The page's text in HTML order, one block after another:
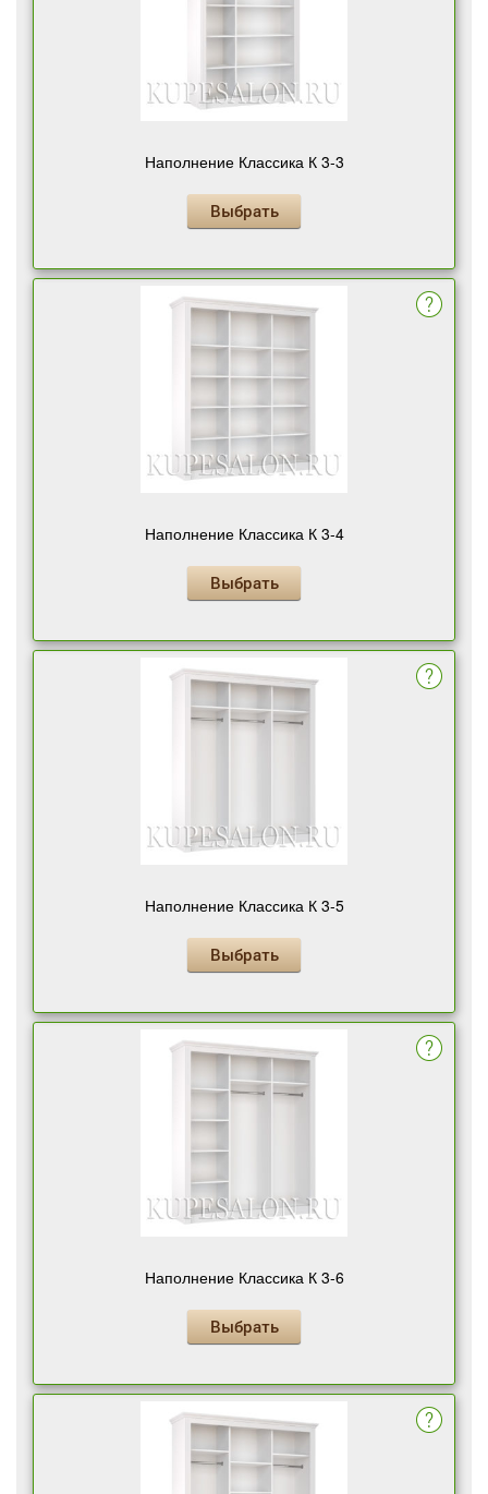
Наполнение Классика К 3-3
Выбрать
Наполнение Классика К 3-4
Выбрать
Наполнение Классика К 3-5
Выбрать
Наполнение Классика К 3-6
Выбрать